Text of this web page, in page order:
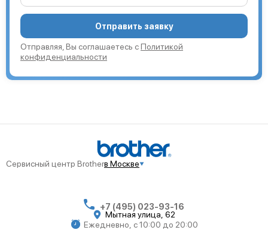
Отправить заявку
Отправляя, Вы соглашаетесь сПолитикой
конфиденциальности
Сервисный центр Brotherв Москве
+7 (495) 023-93-16
Мытная улица, 62
Ежедневно, с 10:00 до 20:00